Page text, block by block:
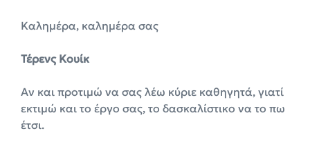
Καλημέρα, καλημέρα σας
Τέρενς Κουίκ
Αν και προτιμώ να σας λέω κύριε καθηγητά, γιατί
εκτιμώ και το έργο σας, το δασκαλίστικο να το πω
έτσι.